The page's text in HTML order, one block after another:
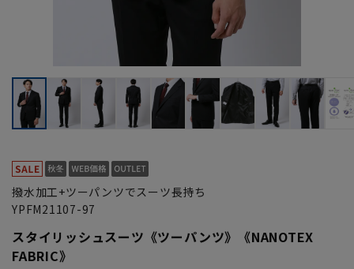
撥水加工+ツーパンツでスーツ長持ち
YPFM21107-97
スタイリッシュスーツ《ツーパンツ》《NANOTEX
FABRIC》